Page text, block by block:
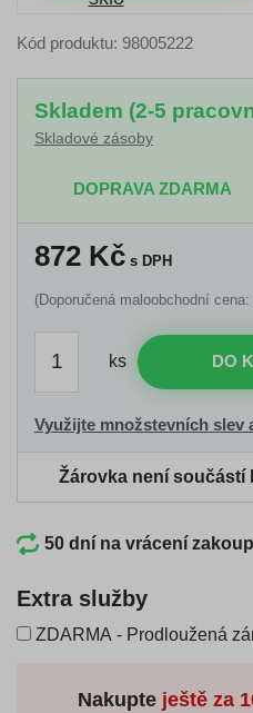
Kód produktu: 98005222
Skladem (2-5
Skladové zásoby
DOPRAVA ZDARMA
872 Kč s DPH
(Doporučená maloobchodní
ks DO
Využijte množstevních slev
Žárovka není součástí
50 dní na vrácení
Extra služby
ZDARMA - Prodloužená
Nakupte ještě za